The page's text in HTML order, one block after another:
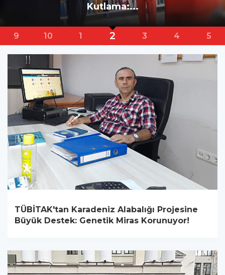
Kutlama:...
9 10 1 2 3 4 5
TÜBİTAK'tan Karadeniz Alabalığı Projesine
Büyük Destek: Genetik Miras Korunuyor!